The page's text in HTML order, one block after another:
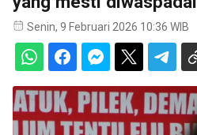
Senin, 9 Februari 2026 10:36 WIB